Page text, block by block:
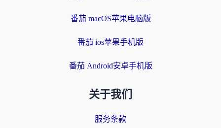
番茄 macOS苹果电脑版
番茄 ios苹果手机版
番茄 Android安卓手机版
关于我们
服务条款